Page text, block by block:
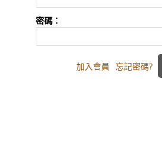
密碼：
加入會員 忘記密碼?